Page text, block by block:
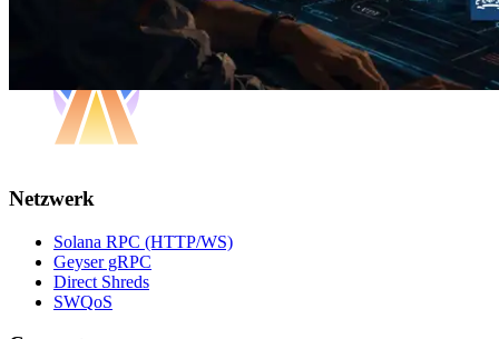
Netzwerk
Solana RPC (HTTP/WS)
Geyser gRPC
Direct Shreds
SWQoS